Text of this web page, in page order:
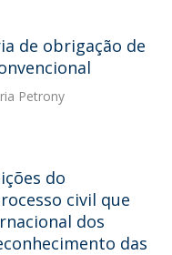
de obrigação de
Petrony
do
civil que
dos
das